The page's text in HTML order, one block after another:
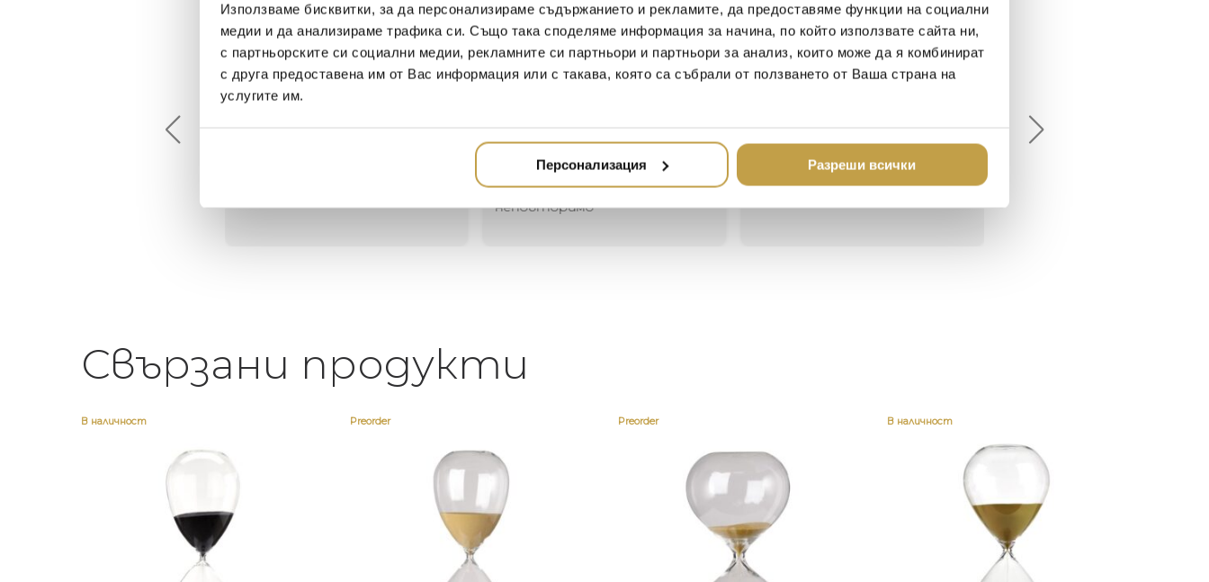
Използваме бисквитки, за да персонализираме съдържанието и рекламите, да предоставяме функции на социални
медии и да анализираме трафика си. Също така споделяме информация за начина, по който използвате сайта ни,
с партньорските си социални медии, рекламните си партньори и партньори за анализ, които може да я комбинират
с друга предоставена им от Вас информация или с такава, която са събрали от ползването от Ваша страна на
услугите им.
Персонализация Разреши всички
Георги Питов
2021-06-01
Иван Иванов
Един магазин за красив и
елегантен дом. В него ще
намерите всичко, което ще
направи жилището ви
неповторимо
Ивелина Линковска
за домашен декор - уникално и
Хареса ми
Свързани продукти
В наличност Preorder Preorder В наличност